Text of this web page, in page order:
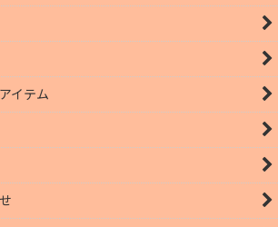
イテム